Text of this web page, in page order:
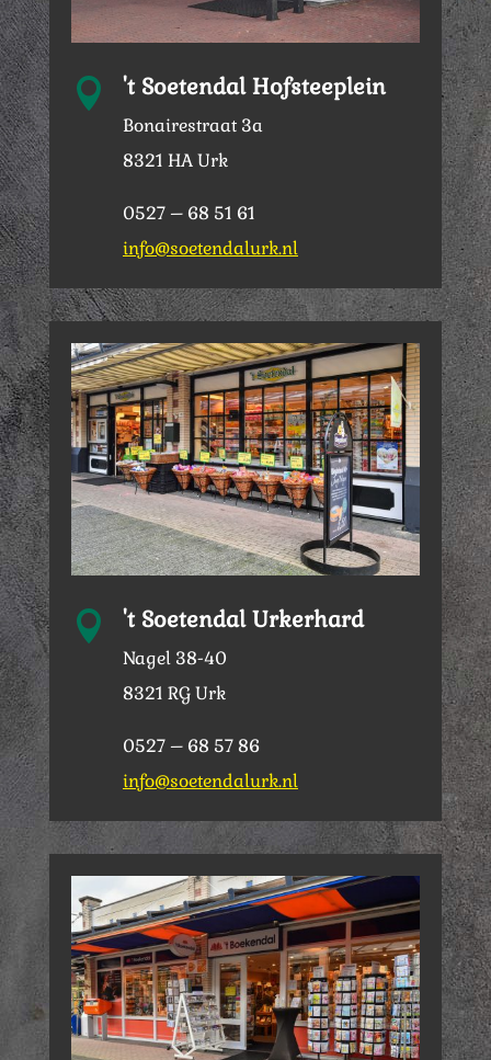
 't Soetendal Hofsteeplein
Bonairestraat 3a
8321 HA Urk
0527 – 68 51 61
info@soetendalurk.nl
 't Soetendal Urkerhard
Nagel 38-40
8321 RG Urk
0527 – 68 57 86
info@soetendalurk.nl